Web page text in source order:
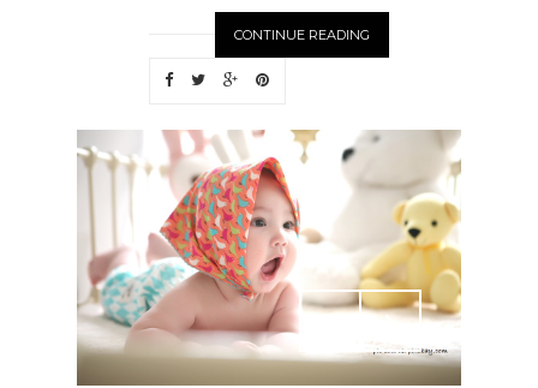
CONTINUE READING